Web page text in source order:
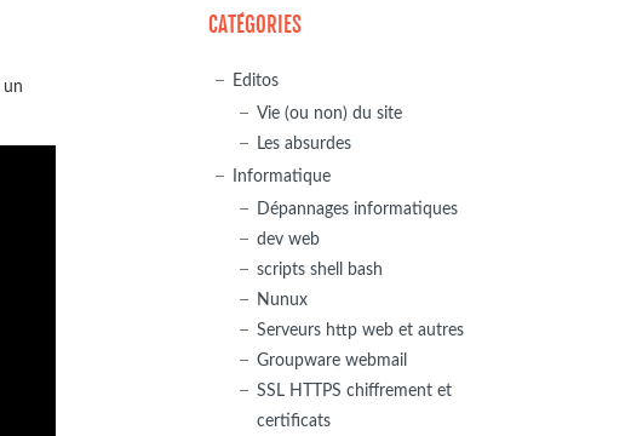
un
CATÉGORIES
Editos
Vie (ou non) du site
Les absurdes
Informatique
Dépannages informatiques
dev web
scripts shell bash
Nunux
Serveurs http web et autres
Groupware webmail
SSL HTTPS chiffrement et
certificats